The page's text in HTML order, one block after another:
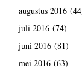
augustus 2016
juli 2016(74)
juni 2016(81)
mei 2016(63)